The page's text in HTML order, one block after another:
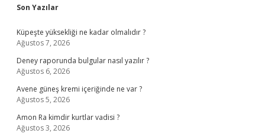
Sidebar
Son Yazılar
Küpeşte yüksekliği ne kadar olmalıdır ?
Ağustos 7, 2026
Deney raporunda bulgular nasıl yazılır ?
Ağustos 6, 2026
Avene güneş kremi içeriğinde ne var ?
Ağustos 5, 2026
Amon Ra kimdir kurtlar vadisi ?
Ağustos 3, 2026